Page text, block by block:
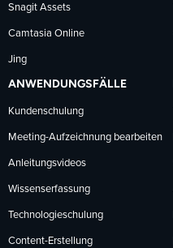
Snagit Assets
Camtasia Online
Jing
ANWENDUNGSFÄLLE
Kundenschulung
Meeting-Aufzeichnung bearbeiten
Anleitungsvideos
Wissenserfassung
Technologieschulung
Content-Erstellung